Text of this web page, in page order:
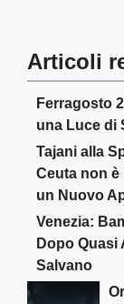
Articoli
Ferragosto
una Luce di
Tajani alla
Ceuta non è
un Nuovo
Venezia:
Dopo
Salvano